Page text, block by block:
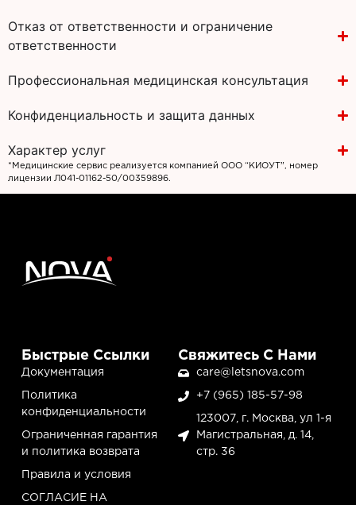
Отказ от ответственности и ограничение
ответственности
Профессиональная медицинская консультация
Конфиденциальность и защита данных
Характер услуг
*Медицинские сервис реализуется компанией ООО “КИОУТ”, номер
лицензии Л041-01162-50/00359896.
Быстрые Ссылки
Документация
Политика
конфиденциальности
Ограниченная гарантия
и политика возврата
Правила и условия
СОГЛАСИЕ НА
Свяжитесь С Нами
care@letsnova.com
+7 (965) 185-57-98
123007, г. Москва, ул 1-я
Магистральная, д. 14,
стр. 36